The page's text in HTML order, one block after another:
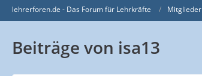
lehrerforen.de - Das Forum für Lehrkräfte Mitglieder
Beiträge von isa13